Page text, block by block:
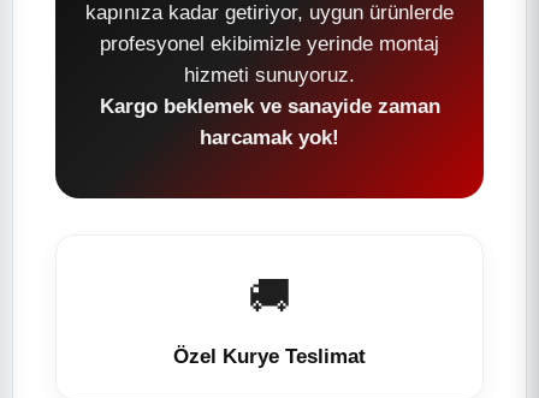
kapınıza kadar getiriyor, uygun ürünlerde
profesyonel ekibimizle yerinde montaj
hizmeti sunuyoruz.
Kargo beklemek ve sanayide zaman
harcamak yok!
🚚
Özel Kurye Teslimat